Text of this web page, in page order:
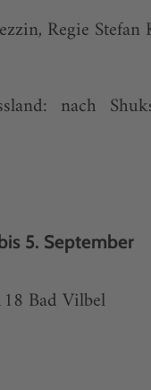
Regie Stefan
nach
5. September
Bad Vilbel